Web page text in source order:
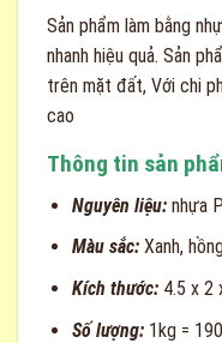
Sản phẩm làm bằng
nhanh hiệu quả. Sản
trên mặt đất, Với chi
cao
Thông tin sản
Nguyên liệu: nhựa
Màu sắc: Xanh,
Kích thước:4.5 x 2
Số lượng:1kg =